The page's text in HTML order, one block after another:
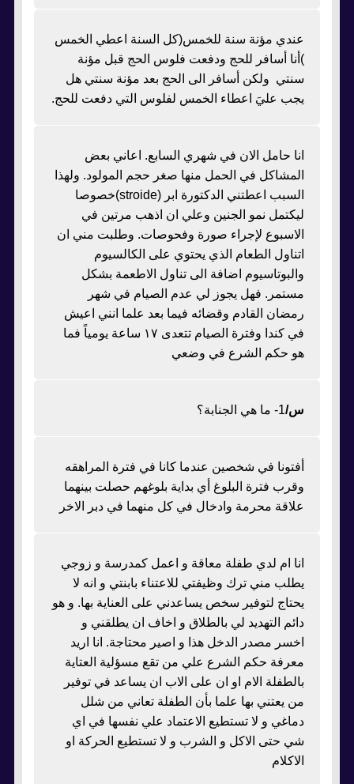
عندي مؤنة سنة للخمس(كل السنة اعطي الخمس
)أنا أسافر للحج ودفعت فلوس الحج قبل مؤنة
سنتي ولكن أسافر الى الحج بعد مؤنة سنتي هل
يجب عليَ اعطاء الخمس لفلوس التي دفعت للحج.
انا حامل الان في شهري السابع. اعاني بعض
المشاكل في الحمل منها صغر حجم المولود. ولهذا
السبب اعطتني الدكتورة ابر (stroide)خصوصا
ليكتمل نمو الجنين وعلي ان اذهب مرتين في
الاسبوع لإجراء صورة وفحوصات. وطلبت مني ان
اتناول الطعام الذي يحتوي على الكالسيوم
والبوتاسيوم اضافة الى تناول الاطعمة بشكل
مستمر. فهل يجوز لي عدم الصيام في شهر
رمضان القادم وقضائه فيما بعد علما انني اعيش
في كندا وفترة الصيام تتعدى ١٧ ساعة يومياً فما
هو حكم الشرع في وضعي
س/1- ما هي الجنابة؟
أفتونا في شخصين عندما كانا في فترة المراهقه
وقرب فترة البلوغ أي بداية بلوغهم حصلت بينهما
علاقة محرمة وادخال في كل منهما في دبر الاخر
انا ام لدي طفلة معاقة و اعمل كمدرسة و زوجي
يطلب مني ترك وظيفتي للاعتناء بابنتي و انه لا
يحتاج لتوفير سخص يساعدني على العناية بها. و هو
دائم التهديد لي بالطلاق و اخاف ان يطلقني و
اخسر مصدر الدخل هذا و اصير محتاجة. انا اريد
معرفة حكم الشرع علي من تقع مسؤلية العتاية
بالطفلة الام او ان على الاب ان يساعد في توفير
من يعتني بها علما بأن الطفلة تعاني من شلل
دماغي و لا تستطيع الاعتماد علي نفسها في اي
شي حتى الاكل و الشرب و لا تستطيع الحركة او
الاكلام